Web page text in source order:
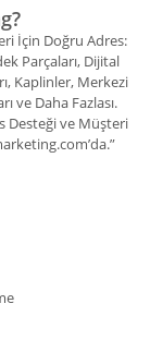
İçin Doğru Adres:
Parçaları, Dijital
Kaplinler, Merkezi
ve Daha Fazlası.
Desteği ve Müşteri